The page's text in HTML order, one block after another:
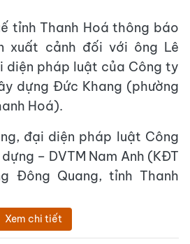
tỉnh Thanh Hoá thông báo
xuất cảnh đối với ông Lê
diện pháp luật của Công ty
dựng Đức Khang (phường
Hoá).
đại diện pháp luật Công
– DVTM Nam Anh (KĐT
Đông Quang, tỉnh Thanh
Xem chi tiết